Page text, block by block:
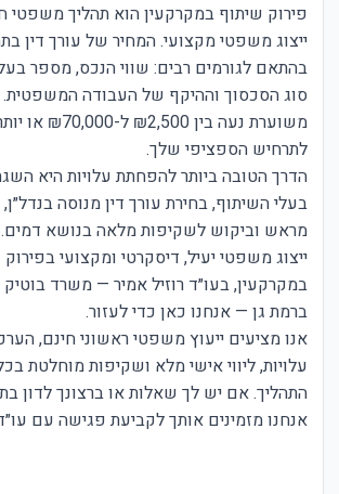
פירוק שיתוף במקרקעין הוא תהליך
ייצוג משפטי מקצועי. המחיר של עורך דין
בהתאם לגורמים רבים: שווי הנכס, מספר
סוג הסכסוך וההיקף של העבודה המשפטית.
משוערת נעה בין
לתרחיש הספציפי שלך.
הדרך הטובה ביותר להפחתת עלויות היא
בעלי השיתוף, בחירת עורך דין מנוסה
מראש וביקוש לשקיפות מלאה בנושא
ייצוג משפטי יעיל, דיסקרטי ומקצועי
במקרקעין, בעו״ד רוזיל אמיר — משרד בוטיק
ברמת גן — אנחנו כאן כדי לעזור.
אנו מציעים ייעוץ משפטי ראשוני חינם,
עלויות, ליווי אישי מלא ושקיפות מוחלטת
התהליך. אם יש לך שאלות או ברצונך לדון
אנחנו מזמינים אותך לקביעת פגישה עם